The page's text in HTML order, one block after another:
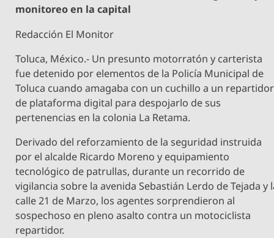
monitoreo en la capital
Redacción El Monitor
Toluca, México.- Un presunto motorratón y carterista
fue detenido por elementos de la Policía Municipal de
Toluca cuando amagaba con un cuchillo a un repartidor
de plataforma digital para despojarlo de sus
pertenencias en la colonia La Retama.
Derivado del reforzamiento de la seguridad instruida
por el alcalde Ricardo Moreno y equipamiento
tecnológico de patrullas, durante un recorrido de
vigilancia sobre la avenida Sebastián Lerdo de Tejada y
calle 21 de Marzo, los agentes sorprendieron al
sospechoso en pleno asalto contra un motociclista
repartidor.